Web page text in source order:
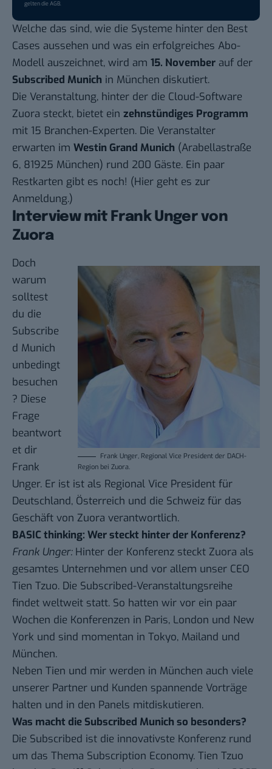
gelten dieAGB.
Welche das sind, wie die Systeme hinter den Best
Cases aussehen und was ein erfolgreiches Abo-
Modell auszeichnet, wird am 15. November auf der
Subscribed Munich in München diskutiert.
Die Veranstaltung, hinter der die Cloud-Software
Zuora steckt, bietet ein zehnstündiges Programm
mit 15 Branchen-Experten. Die Veranstalter
erwarten im Westin Grand Munich (Arabellastraße
6, 81925 München) rund 200 Gäste. Ein paar
Restkarten gibt es noch! (Hier geht es zur
Anmeldung.)
Interview mit Frank Unger von
Zuora
Frank Unger, Regional Vice President der DACH-
Region bei Zuora.
Doch
warum
solltest
du die
Subscribe
d Munich
unbedingt
besuchen
? Diese
Frage
beantwort
et dir
Frank
Unger. Er ist ist als Regional Vice President für
Deutschland, Österreich und die Schweiz für das
Geschäft von Zuora verantwortlich.
BASIC thinking: Wer steckt hinter der Konferenz?
Frank Unger:Hinter der Konferenz steckt Zuora als
gesamtes Unternehmen und vor allem unser CEO
Tien Tzuo. Die Subscribed-Veranstaltungsreihe
findet weltweit statt. So hatten wir vor ein paar
Wochen die Konferenzen in Paris, London und New
York und sind momentan in Tokyo, Mailand und
München.
Neben Tien und mir werden in München auch viele
unserer Partner und Kunden spannende Vorträge
halten und in den Panels mitdiskutieren.
Was macht die Subscribed Munich so besonders?
Die Subscribed ist die innovativste Konferenz rund
um das Thema Subscription Economy. Tien Tzuo